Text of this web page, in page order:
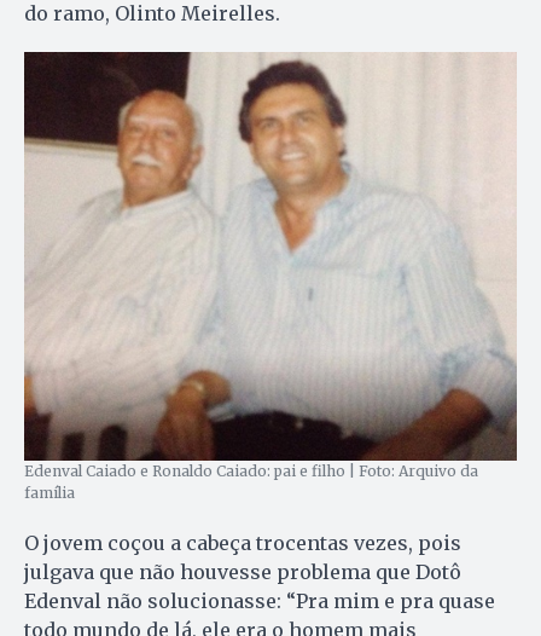
do ramo, Olinto Meirelles.
Edenval Caiado e Ronaldo Caiado: pai e filho | Foto: Arquivo da
família
O jovem coçou a cabeça trocentas vezes, pois
julgava que não houvesse problema que Dotô
Edenval não solucionasse: “Pra mim e pra quase
todo mundo de lá, ele era o homem mais